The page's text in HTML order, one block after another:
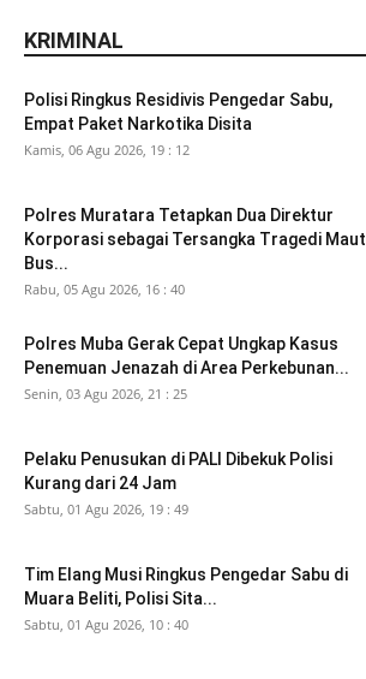
KRIMINAL
Polisi Ringkus Residivis Pengedar Sabu,
Empat Paket Narkotika Disita
Kamis, 06 Agu 2026, 19 : 12
Polres Muratara Tetapkan Dua Direktur
Korporasi sebagai Tersangka Tragedi Maut
Bus...
Rabu, 05 Agu 2026, 16 : 40
Polres Muba Gerak Cepat Ungkap Kasus
Penemuan Jenazah di Area Perkebunan...
Senin, 03 Agu 2026, 21 : 25
Pelaku Penusukan di PALI Dibekuk Polisi
Kurang dari 24 Jam
Sabtu, 01 Agu 2026, 19 : 49
Tim Elang Musi Ringkus Pengedar Sabu di
Muara Beliti, Polisi Sita...
Sabtu, 01 Agu 2026, 10 : 40